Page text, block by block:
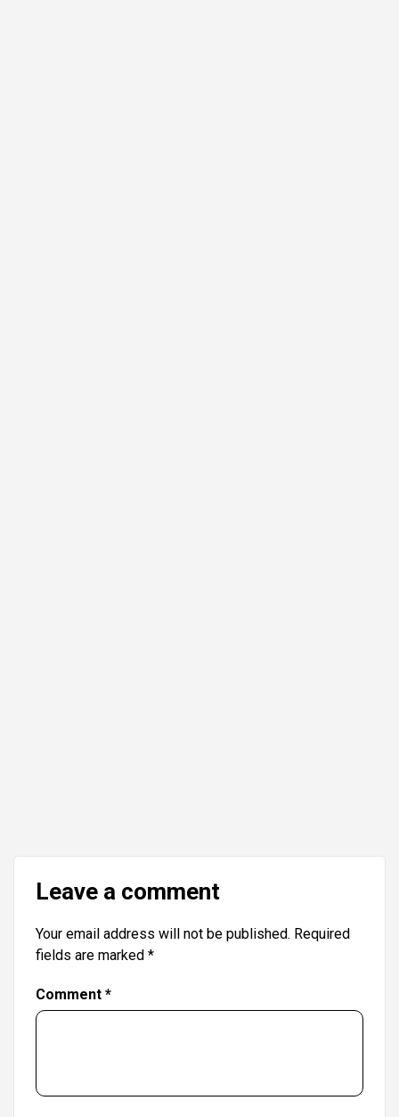
Leave a comment
Your email address will not be published. Required
fields are marked *
Comment *